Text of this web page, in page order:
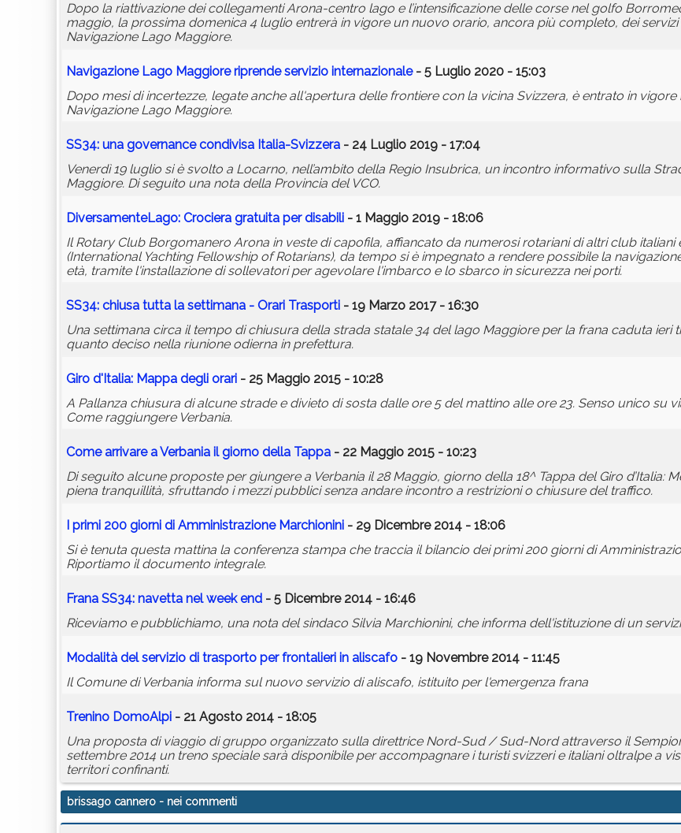
Dopo la riattivazione dei collegamenti Arona-centro lago e l’intensificazione delle corse nel golfo
maggio, la prossima domenica 4 luglio entrerà in vigore un nuovo orario, ancora più completo, dei
Navigazione Lago Maggiore.
Navigazione Lago Maggiore riprende servizio internazionale- 5 Luglio 2020 - 15:03
Dopo mesi di incertezze, legate anche all'apertura delle frontiere con la vicina Svizzera, è entrato in
Navigazione Lago Maggiore.
SS34: una governance condivisa Italia-Svizzera - 24 Luglio 2019 - 17:04
Venerdì 19 luglio si è svolto a Locarno, nell’ambito della Regio Insubrica, un incontro informativo sulla
Maggiore. Di seguito una nota della Provincia del VCO.
DiversamenteLago: Crociera gratuita per disabili - 1 Maggio 2019 - 18:06
Il Rotary Club Borgomanero Arona in veste di capofila, affiancato da numerosi rotariani di altri club italiani e
(International Yachting Fellowship of Rotarians), da tempo si è impegnato a rendere possibile la
età, tramite l'installazione di sollevatori per agevolare l'imbarco e lo sbarco in sicurezza nei porti.
SS34: chiusa tutta la settimana - Orari Trasporti - 19 Marzo 2017 - 16:30
Una settimana circa il tempo di chiusura della strada statale 34 del lago Maggiore per la frana caduta ieri
quanto deciso nella riunione odierna in prefettura.
Giro d'Italia: Mappa degli orari - 25 Maggio 2015 - 10:28
A Pallanza chiusura di alcune strade e divieto di sosta dalle ore 5 del mattino alle ore 23. Senso unico su
Come raggiungere Verbania.
Come arrivare a Verbania il giorno della Tappa - 22 Maggio 2015 - 10:23
Di seguito alcune proposte per giungere a Verbania il 28 Maggio, giorno della 18^ Tappa del Giro d’Italia:
piena tranquillità, sfruttando i mezzi pubblici senza andare incontro a restrizioni o chiusure del traffico.
I primi 200 giorni di Amministrazione Marchionini - 29 Dicembre 2014 - 18:06
Si è tenuta questa mattina la conferenza stampa che traccia il bilancio dei primi 200 giorni di
Riportiamo il documento integrale.
Frana SS34: navetta nel week end - 5 Dicembre 2014 - 16:46
Riceviamo e pubblichiamo, una nota del sindaco Silvia Marchionini, che informa dell'istituzione di un
Modalità del servizio di trasporto per frontalieri in aliscafo - 19 Novembre 2014 - 11:45
Il Comune di Verbania informa sul nuovo servizio di aliscafo, istituito per l'emergenza frana
Trenino DomoAlpi - 21 Agosto 2014 - 18:05
Una proposta di viaggio di gruppo organizzato sulla direttrice Nord-Sud / Sud-Nord attraverso il
settembre 2014 un treno speciale sarà disponibile per accompagnare i turisti svizzeri e italiani oltralpe a
territori confinanti.
brissago cannero - nei commenti